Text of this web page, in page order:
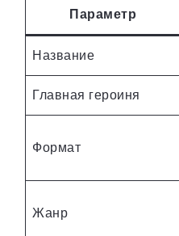
Параметр
Название
Главная героиня
Формат
Жанр